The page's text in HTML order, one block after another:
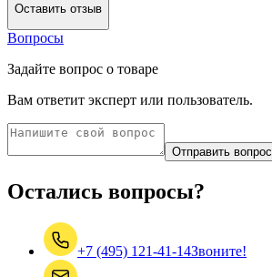
Оставить отзыв
Вопросы
Задайте вопрос о товаре
Вам ответит эксперт или пользователь.
Отправить вопрос
Остались вопросы?
+7 (495) 121-41-14Звоните!